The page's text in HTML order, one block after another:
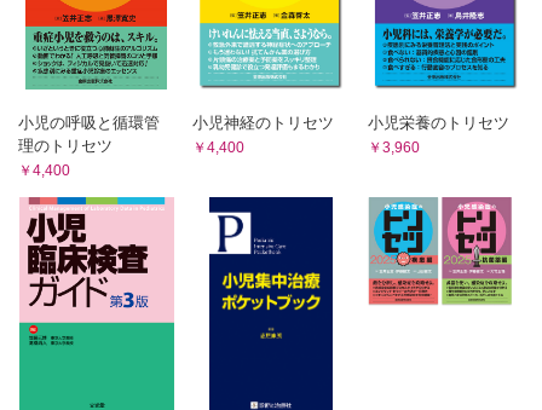
いでしょうか？［城所博之］
Q54 熱性けいれんの予防は必要でしょうか．必要な場合はどのよう
に行いますか？［高山留美子］
Q55 熱性けいれんの子どもに対して注意すべき薬剤はありますか？
Q56 家庭で熱性けいれんが起きたときはどのように対応すればよい
でしょうか？［里 龍晴］
Q57 熱性けいれんの子どもに予防接種をしてもよいでしょうか？
［森本昌史］
Q58 熱性けいれんの予後，特にてんかんとの関係について教えてく
ださい［江川 潔］
IV 胃腸炎関連けいれん
Q59 胃腸炎関連けいれんとは何でしょうか？［沼本真吾］
Q60 胃腸炎関連けいれんと鑑別すべき疾患は何でしょうか？［島川
修一］
Q61 胃腸炎関連けいれんの治療について教えてください［奥村彰
ょうか？［本田涼子］
Q26 迷走神経刺激療法とは何でしょうか？［白石秀明］
Q27 どのような患者なら抗てんかん薬をやめることができ
5．てんかんを巡る諸問題
Q28 保護者の方にてんかんについてわかりやすく伝えるコ
Q29 病院の外でてんかん発作が生じた場合の対処法につい
て教えてください［辻 健史］
Q30 てんかんにおけるスティグマとは何でしょうか？［植
松有里佳］
Q31 日常生活や学校生活での注意点は何でしょうか？［植
Q32 てんかん患者の運転免許の取得や職業の制限について
小児の呼吸と循環管
理のトリセツ
￥4,400
小児神経のトリセツ
￥4,400
小児栄養のトリセツ
￥3,960